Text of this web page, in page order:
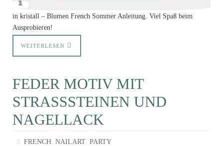
in kristall – Blumen French Sommer Anleitung. Viel Spaß beim
Ausprobieren!
WEITERLESEN
FEDER MOTIV MIT
STRASSSTEINEN UND
NAGELLACK
FRENCH,NAILART,PARTY